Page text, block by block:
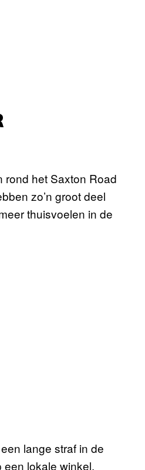
rond het Saxton Road
zo’n groot deel
thuisvoelen in de
lange straf in de
een lokale winkel.